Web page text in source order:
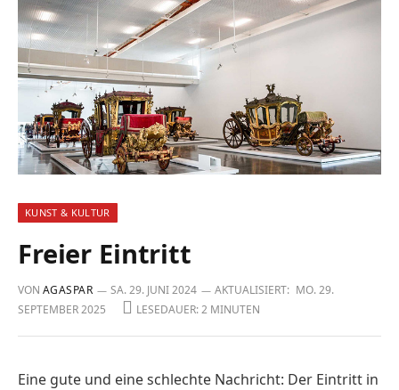
KUNST & KULTUR
Freier Eintritt
VON AGASPAR SA. 29. JUNI 2024 AKTUALISIERT: MO. 29.
SEPTEMBER 2025
LESEDAUER: 2 MINUTEN
Eine gute und eine schlechte Nachricht: Der Eintritt in